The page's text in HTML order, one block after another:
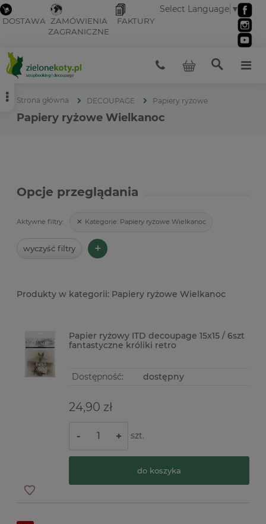
DOSTAWA ZAMÓWIENIA
ZAGRANICZNE
FAKTURY
Select Language ▼
Strona główna DECOUPAGE Papiery ryżowe
Papiery ryżowe Wielkanoc
Opcje przeglądania
Aktywne filtry: Kategorie: Papiery ryżowe Wielkanoc
wyczyść filtry +
Papiery ryżowe Wielkanoc
Papier ryżowy ITD decoupage 15x15 / 6szt
fantastyczne króliki retro
Dostępność: dostępny
24,90 zł
- + szt.
do koszyka